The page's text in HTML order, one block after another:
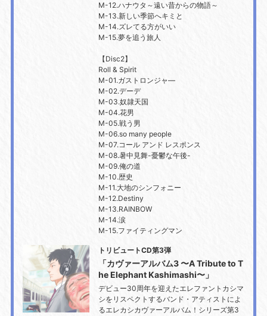
M-12.ハナウタ～遠い昔からの物語～
M-13.新しい季節へキミと
M-14.ズレてる方がいい
M-15.夢を追う旅人
【Disc2】
Roll & Spirit
M-01.ガストロンジャ―
M-02.デーデ
M-03.奴隷天国
M-04.花男
M-05.戦う男
M-06.so many people
M-07.コール アンド レスポンス
M-08.暑中見舞-憂鬱な午後-
M-09.俺の道
M-10.歴史
M-11.大地のシンフォニー
M-12.Destiny
M-13.RAINBOW
M-14.涙
M-15.ファイティングマン
トリビュートCD第3弾
「カヴァーアルバム3 〜A Tribute to T
he Elephant Kashimashi〜」
デビュー30周年を迎えたエレファントカシマ
シをリスペクトするバンド・アティストによ
るエレカシカヴァーアルバム！シリーズ第3